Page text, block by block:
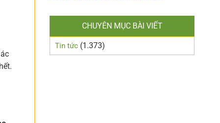
CHUYÊN MỤC BÀI VIẾT
Tin tức (1.373)